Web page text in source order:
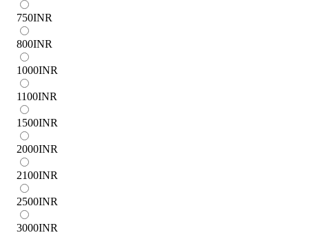
750INR
800INR
1000INR
1100INR
1500INR
2000INR
2100INR
2500INR
3000INR